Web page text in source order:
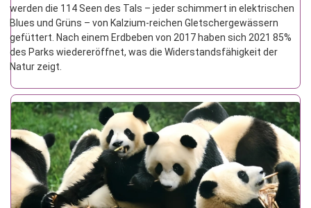
werden die 114 Seen des Tals – jeder schimmert in elektrischen
Blues und Grüns – von Kalzium-reichen Gletschergewässern
gefüttert. Nach einem Erdbeben von 2017 haben sich 2021 85%
des Parks wiedereröffnet, was die Widerstandsfähigkeit der
Natur zeigt.